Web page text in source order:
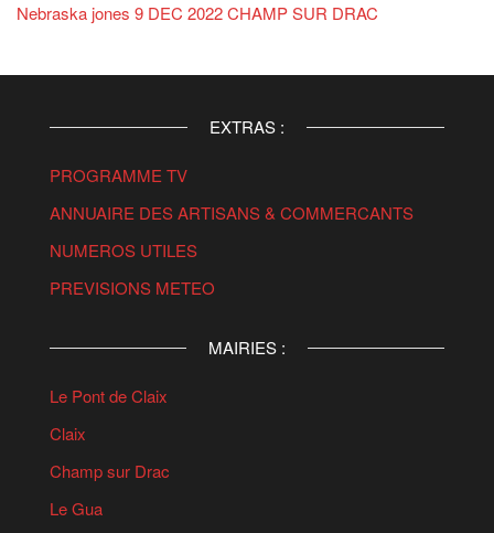
Nebraska jones 9 DEC 2022 CHAMP SUR DRAC
EXTRAS :
PROGRAMME TV
ANNUAIRE DES ARTISANS & COMMERCANTS
NUMEROS UTILES
PREVISIONS METEO
MAIRIES :
Le Pont de Claix
Claix
Champ sur Drac
Le Gua